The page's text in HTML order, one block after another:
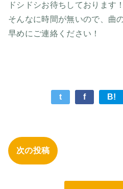
ドシドシお待ちしております！
そんなに時間が無いので、曲
早めにご連絡ください！
t f B!
次の投稿